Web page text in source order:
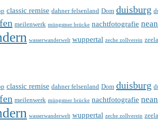
classic remise dahner felsenland Dom duisburg
meilenwerk müngstner brücke nachtfotografie
wasserwanderwelt wuppertal zeche zollverein
classic remise dahner felsenland Dom duisburg
meilenwerk müngstner brücke nachtfotografie
wasserwanderwelt wuppertal zeche zollverein